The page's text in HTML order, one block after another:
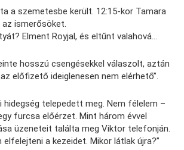
a szemetesbe került. 12:15-kor Tamara
ismerősöket.
Elment Royjal, és eltűnt valahová…
hosszú csengésekkel válaszolt, aztán
előfizető ideiglenesen nem elérhető”.
hidegség telepedett meg. Nem félelem –
furcsa előérzet. Mint három évvel
üzeneteit találta meg Viktor telefonján.
elfelejteni a kezeidet. Mikor látlak újra?”